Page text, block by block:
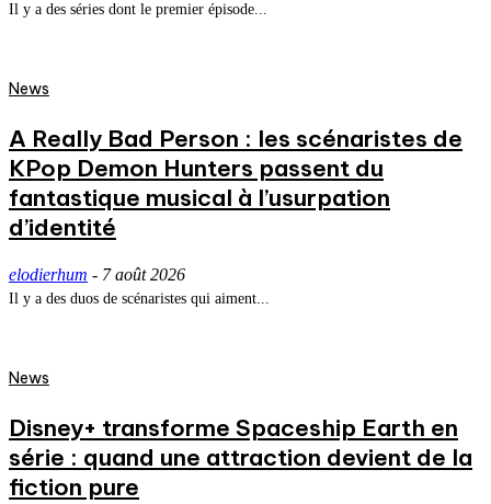
Il y a des séries dont le premier épisode...
News
A Really Bad Person : les scénaristes de
KPop Demon Hunters passent du
fantastique musical à l’usurpation
d’identité
elodierhum - 7 août 2026
Il y a des duos de scénaristes qui aiment...
News
Disney+ transforme Spaceship Earth en
série : quand une attraction devient de la
fiction pure